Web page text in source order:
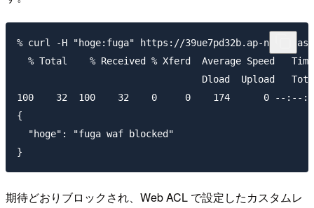
% curl -H "hoge:fuga" https://39ue7pd32b.ap-
% Total    % Received % Xferd  Average Speed
Dload  Upload
100    32  100    32    0     0    174      0 --
{
  "hoge": "fuga waf blocked"
期待どおりブロックされ、Web ACL で設定したカスタムレ